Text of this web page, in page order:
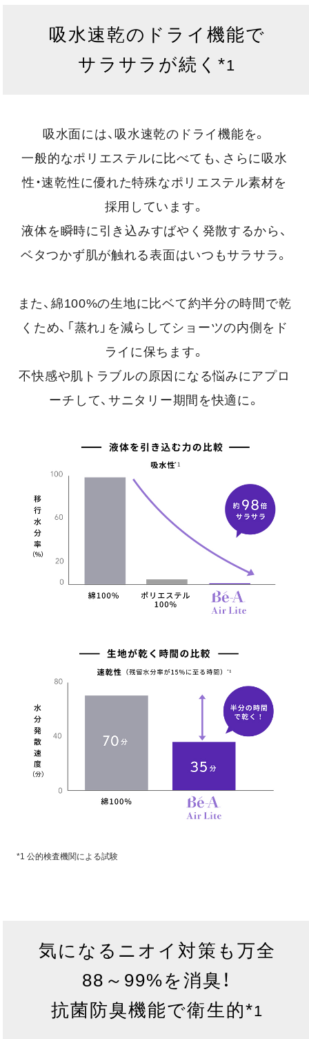
吸水速乾のドライ機能で
サラサラが続く*1
吸水面には、吸水速乾のドライ機能を。
一般的なポリエステルに比べても、さらに吸水
性・速乾性に優れた特殊なポリエステル素材を
採用しています。
液体を瞬時に引き込みすばやく発散するから、
ベタつかず肌が触れる表面はいつもサラサラ。
また、綿100%の生地に比ベて約半分の時間で乾
くため、「蒸れ」を減らしてショーツの内側をド
ライに保ちます。
不快感や肌トラブルの原因になる悩みにアプロ
ーチして、サニタリー期間を快適に。
*1 公的検査機関による試験
気になるニオイ対策も万全
88～99%を消臭！
抗菌防臭機能で衛生的*1